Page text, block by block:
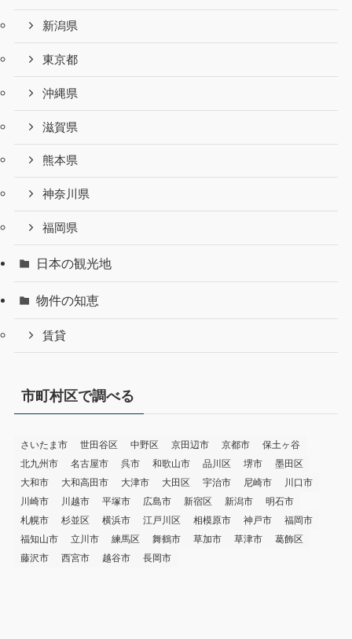
新潟県
東京都
沖縄県
滋賀県
熊本県
神奈川県
福岡県
日本の観光地
物件の知恵
賃貸
市町村区で調べる
さいたま市 世田谷区 中野区 京田辺市 京都市
保土ヶ谷
北九州市
名古屋市 呉市 和歌山市 品川区 堺市
墨田区
大和市
大和高田市 大津市 大田区 宇治市 尼崎市
川口市
川崎市
川越市 平塚市 広島市 新宿区 新潟市
明石市
札幌市
杉並区 横浜市 江戸川区 相模原市 神戸市
福岡市
福知山市
立川市 練馬区 舞鶴市 草加市 草津市
葛飾区
藤沢市
西宮市 越谷市 長岡市